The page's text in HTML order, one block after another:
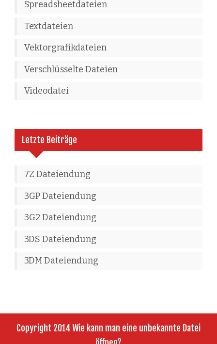
Spreadsheetdateien
Textdateien
Vektorgrafikdateien
Verschlüsselte Dateien
Videodatei
Letzte Beiträge
7Z Dateiendung
3GP Dateiendung
3G2 Dateiendung
3DS Dateiendung
3DM Dateiendung
Copyright 2014 Wie kann man eine unbekannte Datei